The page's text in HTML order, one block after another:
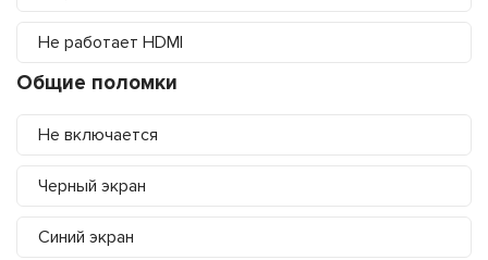
Не работает HDMI
Общие поломки
Не включается
Черный экран
Синий экран